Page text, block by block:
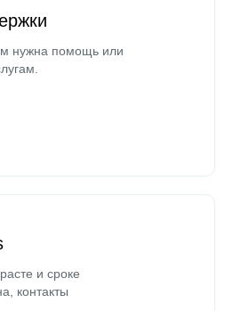
нужна помощь или
и сроке
контакты